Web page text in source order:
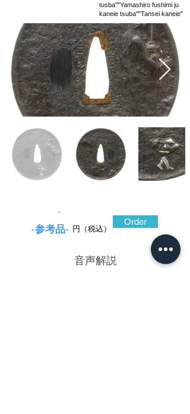
tusba""Yamashiro fushimi ju
kaneie tsuba""Tansei kaneie"
-
-参考品- 円（税込）
Order
​音声解説